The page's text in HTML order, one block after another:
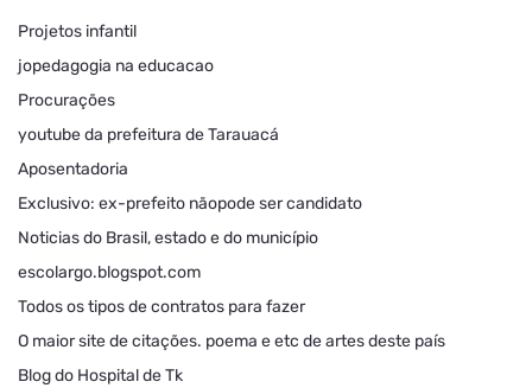
Projetos infantil
jopedagogia na educacao
Procurações
youtube da prefeitura de Tarauacá
Aposentadoria
Exclusivo: ex-prefeito nãopode ser candidato
Noticias do Brasil, estado e do município
escolargo.blogspot.com
Todos os tipos de contratos para fazer
O maior site de citações. poema e etc de artes deste país
Blog do Hospital de Tk